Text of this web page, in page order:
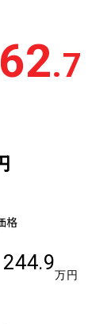
.7
格
244.9
万円